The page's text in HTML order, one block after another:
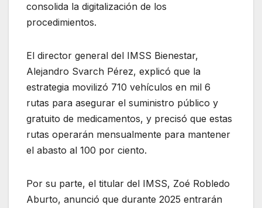
consolida la digitalización de los
procedimientos.
El director general del IMSS Bienestar,
Alejandro Svarch Pérez, explicó que la
estrategia movilizó 710 vehículos en mil 6
rutas para asegurar el suministro público y
gratuito de medicamentos, y precisó que estas
rutas operarán mensualmente para mantener
el abasto al 100 por ciento.
Por su parte, el titular del IMSS, Zoé Robledo
Aburto, anunció que durante 2025 entrarán